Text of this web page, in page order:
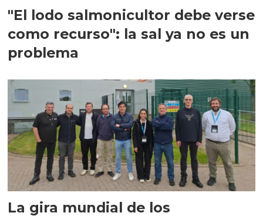
"El lodo salmonicultor debe verse
como recurso": la sal ya no es un
problema
La gira mundial de los